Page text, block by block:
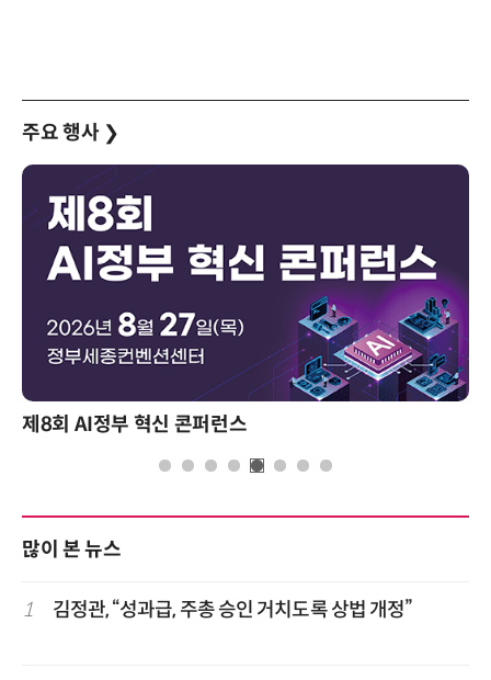
주요 행사 ❯
제8회 AI정부 혁신 콘퍼런스
많이 본 뉴스
1 김정관, “성과급, 주총 승인 거치도록 상법 개정”